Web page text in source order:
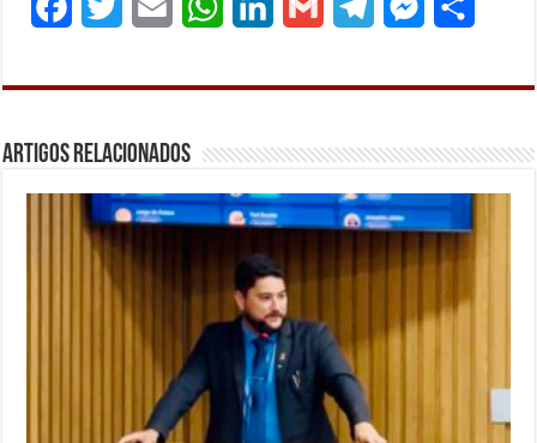
c
i
e
r
a
W
a
A
p
n
d
n
a
l
r
a
M
s
n
g
a
Artigos Relacionados